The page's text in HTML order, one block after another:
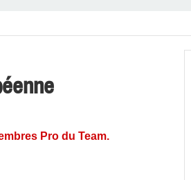
Pro du Team.